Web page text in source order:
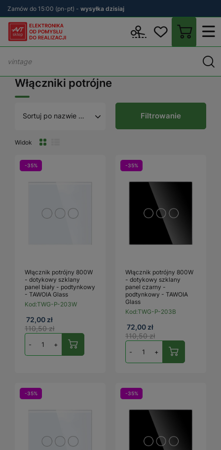
Zamów do 15:00 (pn-pt) - wysyłka dzisiaj
Osprzęt elektryczny i
Włączniki potrójne
Sortuj po nazwie A - Z
Widok
Filtrowanie
-35%
Włącznik potrójny 800W
- dotykowy szklany
panel biały - podtynkowy
- TAWOIA Glass
Kod:TWG-P-203W
110,50 zł
72,00 zł
- +
-35%
Włącznik potrójny 800W
- dotykowy szklany
panel czarny -
podtynkowy - TAWOIA
Glass
Kod:TWG-P-203B
110,50 zł
72,00 zł
- +
-35% -35%